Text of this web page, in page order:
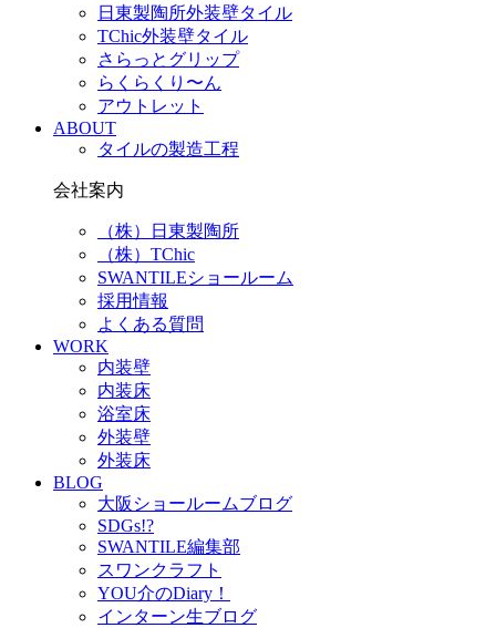
日東製陶所外装壁タイル
TChic外装壁タイル
さらっとグリップ
らくらくり〜ん
アウトレット
ABOUT
タイルの製造工程
会社案内
（株）日東製陶所
（株）TChic
SWANTILEショールーム
採用情報
よくある質問
WORK
内装壁
内装床
浴室床
外装壁
外装床
BLOG
大阪ショールームブログ
SDGs!?
SWANTILE編集部
スワンクラフト
YOU介のDiary！
インターン生ブログ